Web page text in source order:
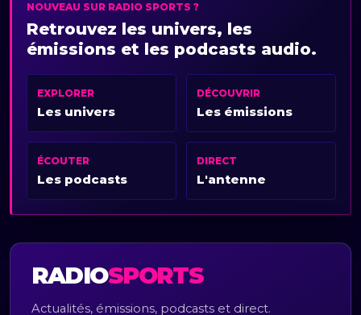
NOUVEAU SUR RADIO SPORTS ?
Retrouvez les univers, les
émissions et les podcasts audio.
EXPLORER
Les univers
DÉCOUVRIR
Les émissions
ÉCOUTER
Les podcasts
DIRECT
L'antenne
RADIOSPORTS
Actualités, émissions, podcasts et direct.